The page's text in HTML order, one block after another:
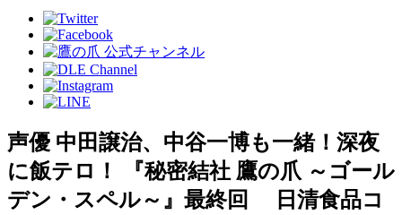
声優 中田譲治、中谷一博も一緒！深夜
に飯テロ！ 『秘密結社 鷹の爪 ～ゴール
デン・スペル～』最終回 日清食品コ